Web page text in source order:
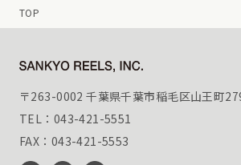
TOP
〒263-0002 千葉県千葉市稲毛区山王町
TEL：043-421-5551
FAX：043-421-5553